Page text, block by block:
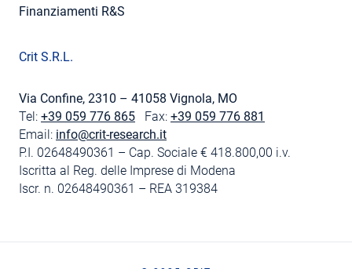
Finanziamenti R&S
Crit S.R.L.
Via Confine, 2310 – 41058 Vignola, MO
Tel: +39 059 776 865 Fax: +39 059 776 881
Email: info@crit-research.it
P.I. 02648490361 – Cap. Sociale € 418.800,00 i.v.
Iscritta al Reg. delle Imprese di Modena
Iscr. n. 02648490361 – REA 319384